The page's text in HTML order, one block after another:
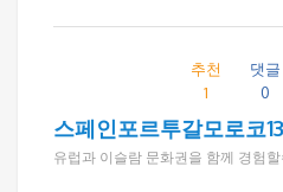
추천
1
댓글
0